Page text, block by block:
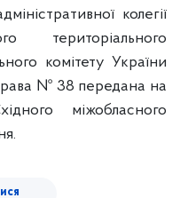
колегії
територіального
комітету України
№ 38 передана на
міжобласного